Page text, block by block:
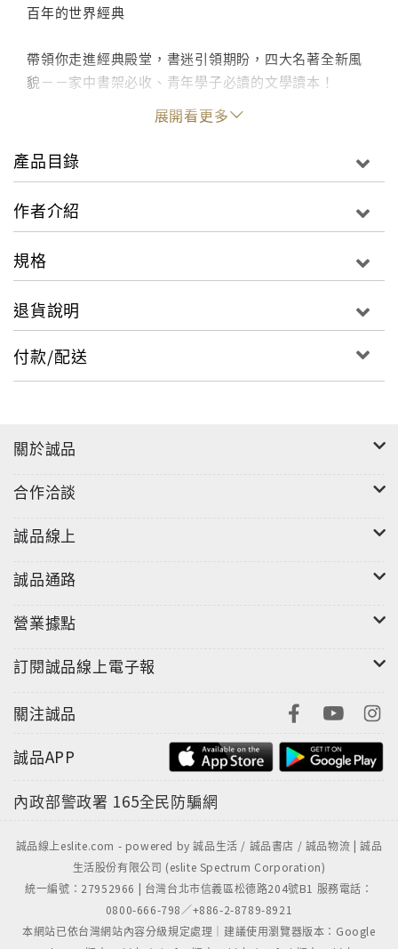
百年的世界經典
帶領你走進經典殿堂，書迷引領期盼，四大名著全新風
貌－－家中書架必收、青年學子必讀的文學讀本！
與腐敗對峙，加入英雄好漢陣列－－水滸傳
四海豪傑聚集上梁山，反抗腐敗政治，後又為國效力；
成為家喻戶曉的經典。全書分為十五章，保留原書的精
寫與重新擬題，讓古籍經典有了新涵義。
展開看更多
產品目錄
作者介紹
規格
退貨說明
付款/配送
關於誠品
合作洽談
誠品線上
誠品通路
營業據點
訂閱誠品線上電子報
關注誠品
誠品APP
內政部警政署 165全民防騙網
誠品線上eslite.com - powered by 誠品生活 / 誠品書店 / 誠品物流 | 誠品
生活股份有限公司 (eslite Spectrum Corporation)
統一編號：27952966 | 台灣台北市信義區松德路204號B1 服務電話：
0800-666-798／+886-2-8789-8921
本網站已依台灣網站內容分級規定處理｜建議使用瀏覽器版本：Google